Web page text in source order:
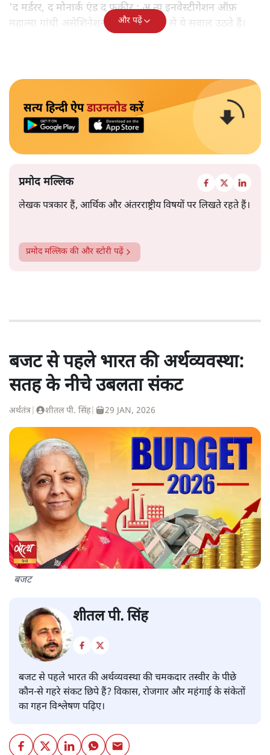
'द मर्डरर, द मोनार्क एंड द फ़कीर : अ न्यू इनवेस्टीगेशन ऑफ़
महात्मा गांधी असेशिनेशन' नामक किताब से ये सवाल उठते हैं।
और पढ़ें
सत्य हिन्दी ऐपडाउनलोडकरें
प्रमोद मल्लिक
लेखक पत्रकार हैं, आर्थिक और अंतरराष्ट्रीय विषयों पर लिखते रहते हैं।
प्रमोद मल्लिक की और स्टोरी पढ़ें
बजट से पहले भारत की अर्थव्यवस्था:
सतह के नीचे उबलता संकट
अर्थतंत्र शीतल पी. सिंह| 29 JAN, 2026
बजट
शीतल पी. सिंह
बजट से पहले भारत की अर्थव्यवस्था की चमकदार तस्वीर के पीछे
कौन-से गहरे संकट छिपे हैं? विकास, रोजगार और महंगाई के संकेतों
का गहन विश्लेषण पढ़िए।